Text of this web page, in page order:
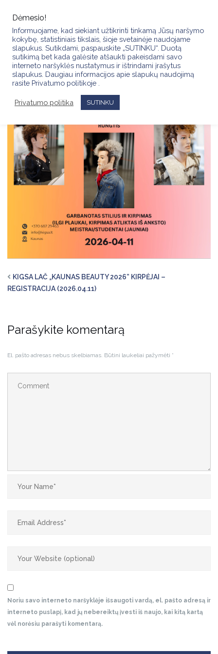
content
KIGSA LAČ „KAUNAS BEAUTY 2026” KIRPĖJAI –
REGISTRACIJA (2026.04.11)
Parašykite komentarą
El. pašto adresas nebus skelbiamas. Būtini laukeliai pažymėti *
Noriu savo interneto naršyklėje išsaugoti vardą, el. pašto adresą ir
interneto puslapį, kad jų nebereiktų įvesti iš naujo, kai kitą kartą
vėl norėsiu parašyti komentarą.
Dėmesio!
Informuojame, kad siekiant užtikrinti tinkamą Jūsų naršymo
kokybę, statistiniais tikslais, šioje svetainėje naudojame
slapukus. Sutikdami, paspauskite „SUTINKU“. Duotą
sutikimą bet kada galėsite atšaukti pakeisdami savo
interneto naršyklės nustatymus ir ištrindami įrašytus
slapukus. Daugiau informacijos apie slapukų naudojimą
rasite Privatumo politikoje .
Privatumo politika SUTINKU